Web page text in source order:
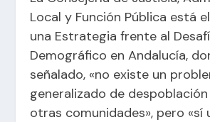
Local y Función Pública está
una Estrategia frente al
Demográfico en Andalucía,
señalado, «no existe un
generalizado de
otras comunidades», pero «sí